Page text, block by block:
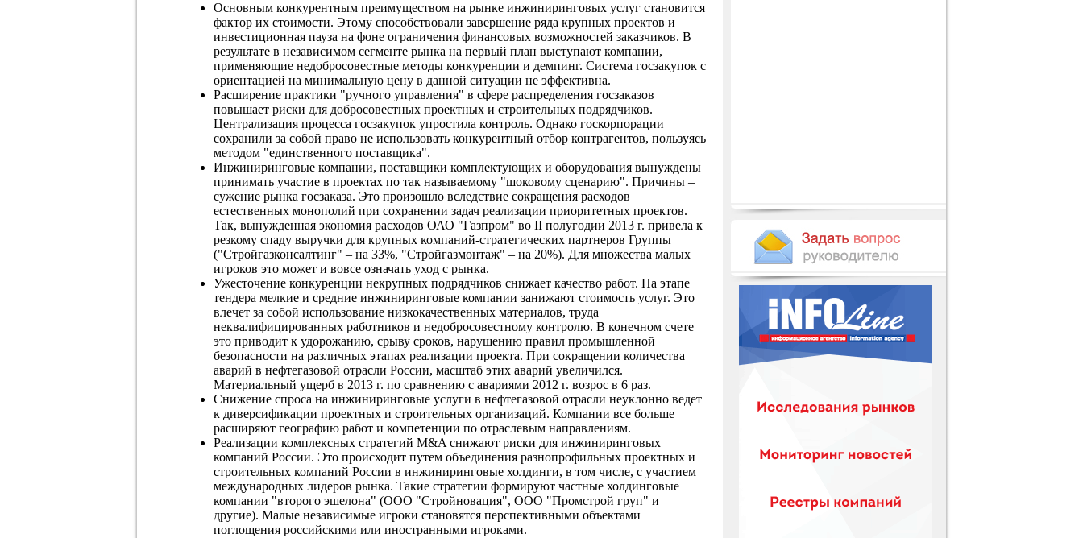
Основным конкурентным преимуществом на рынке инжиниринговых услуг становится
фактор их стоимости. Этому способствовали завершение ряда крупных проектов и
инвестиционная пауза на фоне ограничения финансовых возможностей заказчиков. В
результате в независимом сегменте рынка на первый план выступают компании,
применяющие недобросовестные методы конкуренции и демпинг. Система госзакупок с
ориентацией на минимальную цену в данной ситуации не эффективна.
Расширение практики "ручного управления" в сфере распределения госзаказов
повышает риски для добросовестных проектных и строительных подрядчиков.
Централизация процесса госзакупок упростила контроль. Однако госкорпорации
сохранили за собой право не использовать конкурентный отбор контрагентов, пользуясь
методом "единственного поставщика".
Инжиниринговые компании, поставщики комплектующих и оборудования вынуждены
принимать участие в проектах по так называемому "шоковому сценарию". Причины –
сужение рынка госзаказа. Это произошло вследствие сокращения расходов
естественных монополий при сохранении задач реализации приоритетных проектов.
Так, вынужденная экономия расходов ОАО "Газпром" во II полугодии 2013 г. привела к
резкому спаду выручки для крупных компаний-стратегических партнеров Группы
("Стройгазконсалтинг" – на 33%, "Стройгазмонтаж" – на 20%). Для множества малых
игроков это может и вовсе означать уход с рынка.
Ужесточение конкуренции некрупных подрядчиков снижает качество работ. На этапе
тендера мелкие и средние инжиниринговые компании занижают стоимость услуг. Это
влечет за собой использование низкокачественных материалов, труда
неквалифицированных работников и недобросовестному контролю. В конечном счете
это приводит к удорожанию, срыву сроков, нарушению правил промышленной
безопасности на различных этапах реализации проекта. При сокращении количества
аварий в нефтегазовой отрасли России, масштаб этих аварий увеличился.
Материальный ущерб в 2013 г. по сравнению с авариями 2012 г. возрос в 6 раз.
Снижение спроса на инжиниринговые услуги в нефтегазовой отрасли неуклонно ведет
к диверсификации проектных и строительных организаций. Компании все больше
расширяют географию работ и компетенции по отраслевым направлениям.
Реализации комплексных стратегий M&A снижают риски для инжиниринговых
компаний России. Это происходит путем объединения разнопрофильных проектных и
строительных компаний России в инжиниринговые холдинги, в том числе, с участием
международных лидеров рынка. Такие стратегии формируют частные холдинговые
компании "второго эшелона" (ООО "Стройновация", ООО "Промстрой груп" и
другие). Малые независимые игроки становятся перспективными объектами
поглощения российскими или иностранными игроками.